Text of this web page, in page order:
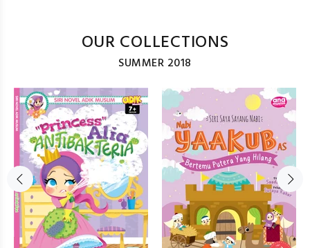
OUR COLLECTIONS
SUMMER 2018